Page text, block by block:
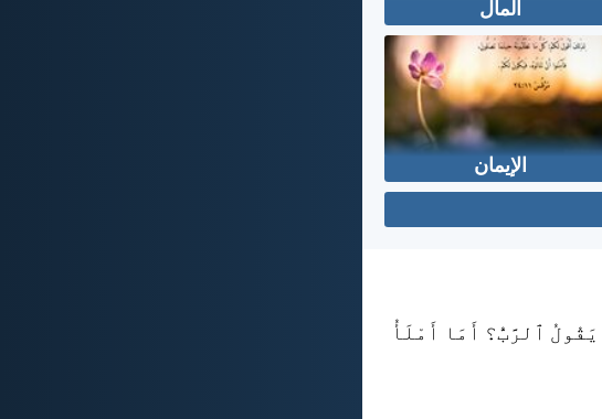
المال
الإيمان
ٱلرَّبُّ؟ أَمَا أَمْلَأُ